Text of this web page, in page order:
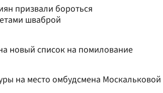
призвали бороться
шваброй
новый список на помилование
на место омбудсмена Москальковой